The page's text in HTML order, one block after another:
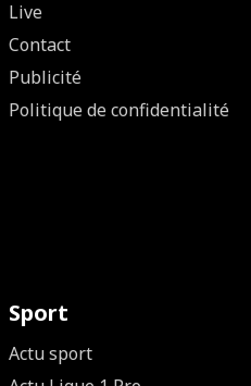
Live
Contact
Publicité
Politique de confidentialité
Sport
Actu sport